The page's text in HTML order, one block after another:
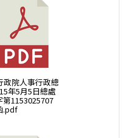
政院人事行政總
年5月5日總處
第1153025707
.pdf